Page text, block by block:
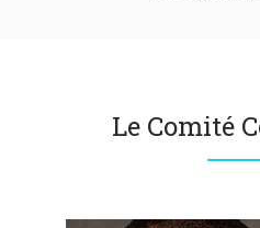
Le Comité